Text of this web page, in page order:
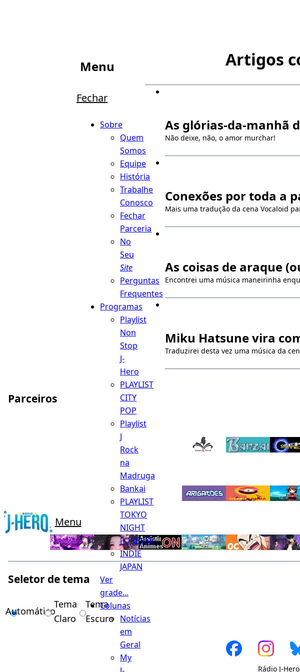
Menu
Menu
Fechar
Sobre
Quem
Somos
Equipe
História
Trabalhe
Conosco
Fechar
Parceria
No
Seu
Site
Perguntas
Frequentes
Programas
Playlist
Non
Stop
J-
Hero
PLAYLIST
CITY
POP
Playlist
J
Rock
na
Madruga
Bankai
PLAYLIST
TOKYO
NIGHT
FOREVER
INDIE
JAPAN
Ver
grade...
Colunas
Notícias
em
Geral
My
Artigos
As glórias-da-manhã
Não deixe, não, o amor murchar!
Conexões por toda a
Mais uma tradução da cena Vocaloid
As coisas de araque
Encontrei uma música maneirinha
Miku Hatsune vira
Traduzirei desta vez uma música da
Parceiros
Seletor de tema
Automático
Tema
Claro
Tema
Escuro
Rádio J-